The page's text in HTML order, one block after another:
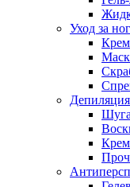
Уход за
Депиляция